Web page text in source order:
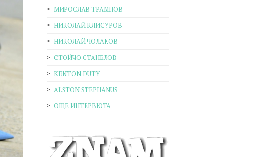
МИРОСЛАВ ТРАМПОВ
НИКОЛАЙ КЛИСУРОВ
НИКОЛАЙ ЧОЛАКОВ
СТОЙЧО СТАНЕЛОВ
KENTON DUTY
ALSTON STEPHANUS
ОЩЕ ИНТЕРВЮТА